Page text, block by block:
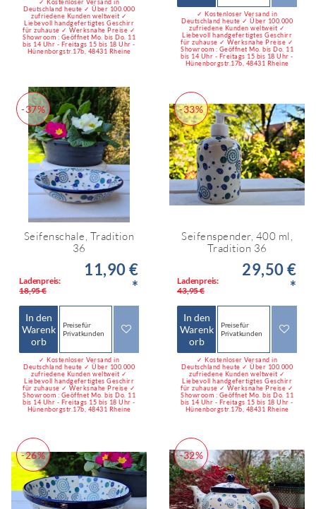
Deutschland heute ✓ Über 100.000
zufriedene Kunden weltweit ✓
Liebevoll handgefertigtes Geschirr
für zuhause ✓ Werksnahe Preise ✓
Showroom : Geöffnet Mo. bis Do. 11
bis 14 Uhr - Freitags 15 bis 18 Uhr -
Hünenborgstr.17b, 48431 Rheine
✓ Kostenloser Versand in
Deutschland heute ✓ Über 100.000
zufriedene Kunden weltweit ✓
Liebevoll handgefertigtes Geschirr
für zuhause ✓ Werksnahe Preise ✓
Showroom : Geöffnet Mo. bis Do. 11
bis 14 Uhr - Freitags 15 bis 18 Uhr -
Hünenborgstr.17b, 48431 Rheine
-37%
Seifenschale, Tradition
36
Ladenpreis:
18,95 €
11,90 €
*
In den
Warenk
orb
Preise für
Privatkunden
✓ Kostenloser Versand in
Deutschland heute ✓ Über 100.000
zufriedene Kunden weltweit ✓
Liebevoll handgefertigtes Geschirr
für zuhause ✓ Werksnahe Preise ✓
Showroom : Geöffnet Mo. bis Do. 11
bis 14 Uhr - Freitags 15 bis 18 Uhr -
Hünenborgstr.17b, 48431 Rheine
-33%
Seifenspender, 400 ml,
Tradition 36
Ladenpreis:
43,95 €
29,50 €
*
In den
Warenk
orb
Preise für
Privatkunden
✓ Kostenloser Versand in
Deutschland heute ✓ Über 100.000
zufriedene Kunden weltweit ✓
Liebevoll handgefertigtes Geschirr
für zuhause ✓ Werksnahe Preise ✓
Showroom : Geöffnet Mo. bis Do. 11
bis 14 Uhr - Freitags 15 bis 18 Uhr -
Hünenborgstr.17b, 48431 Rheine
-26% -32%